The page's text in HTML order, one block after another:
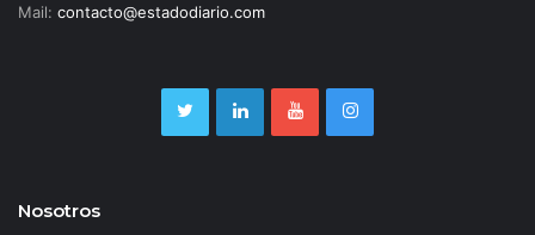
Mail: contacto@estadodiario.com
Nosotros